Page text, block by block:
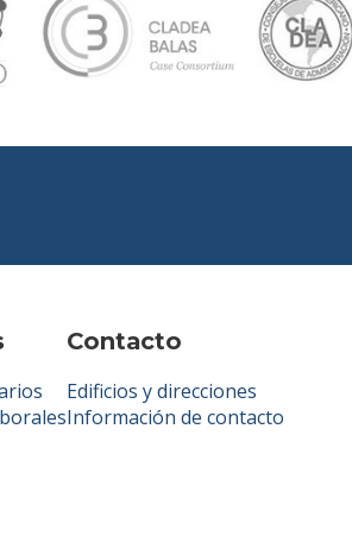
Contacto
Edificios y direcciones
Información de contacto